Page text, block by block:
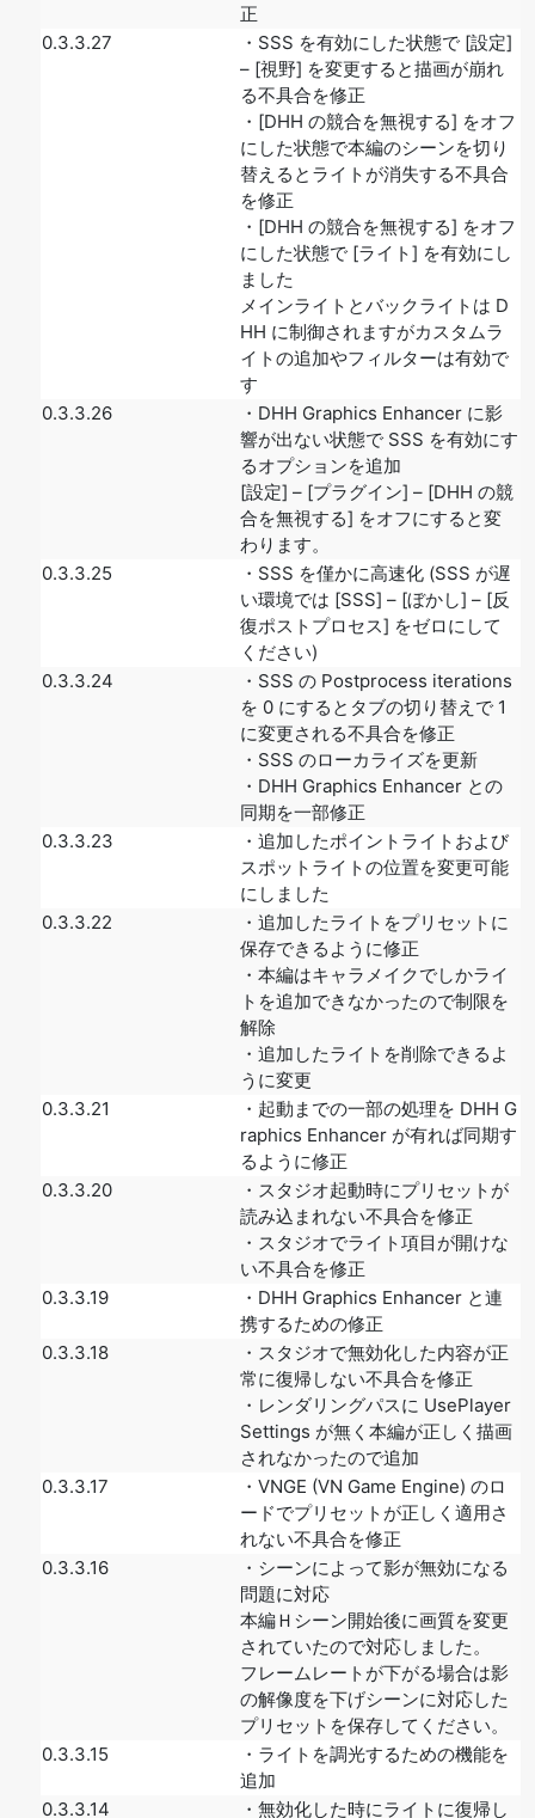
正
0.3.3.27
・SSS を有効にした状態で [設定]
– [視野] を変更すると描画が崩れ
る不具合を修正
・[DHH の競合を無視する] をオフ
にした状態で本編のシーンを切り
替えるとライトが消失する不具合
を修正
・[DHH の競合を無視する] をオフ
にした状態で [ライト] を有効にし
ました
メインライトとバックライトは D
HH に制御されますがカスタムラ
イトの追加やフィルターは有効で
す
0.3.3.26
・DHH Graphics Enhancer に影
響が出ない状態で SSS を有効にす
るオプションを追加
[設定] – [プラグイン] – [DHH の競
合を無視する] をオフにすると変
わります。
0.3.3.25
・SSS を僅かに高速化 (SSS が遅
い環境では [SSS] – [ぼかし] – [反
復ポストプロセス] をゼロにして
ください)
0.3.3.24
・SSS の Postprocess iterations
を 0 にするとタブの切り替えで 1
に変更される不具合を修正
・SSS のローカライズを更新
・DHH Graphics Enhancer との
同期を一部修正
0.3.3.23
・追加したポイントライトおよび
スポットライトの位置を変更可能
にしました
0.3.3.22
・追加したライトをプリセットに
保存できるように修正
・本編はキャラメイクでしかライ
トを追加できなかったので制限を
解除
・追加したライトを削除できるよ
うに変更
0.3.3.21
・起動までの一部の処理を DHH G
raphics Enhancer が有れば同期す
るように修正
0.3.3.20
・スタジオ起動時にプリセットが
読み込まれない不具合を修正
・スタジオでライト項目が開けな
い不具合を修正
0.3.3.19
・DHH Graphics Enhancer と連
携するための修正
0.3.3.18
・スタジオで無効化した内容が正
常に復帰しない不具合を修正
・レンダリングパスに UsePlayer
Settings が無く本編が正しく描画
されなかったので追加
0.3.3.17
・VNGE (VN Game Engine) のロ
ードでプリセットが正しく適用さ
れない不具合を修正
0.3.3.16
・シーンによって影が無効になる
問題に対応
本編Ｈシーン開始後に画質を変更
されていたので対応しました。
フレームレートが下がる場合は影
の解像度を下げシーンに対応した
プリセットを保存してください。
0.3.3.15
・ライトを調光するための機能を
追加
0.3.3.14
・無効化した時にライトに復帰し